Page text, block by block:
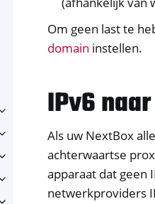
Toggle navigation of
Toggle navigation of NextBox
Toggle navigation of NetHSM
Toggle navigation of NitroWall
Om geen last te
domain instellen.
IPv6
Als uw NextBox
achterwaartse
apparaat dat geen
netwerkproviders